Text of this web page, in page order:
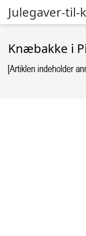
Julegaver-
Knæbakke i